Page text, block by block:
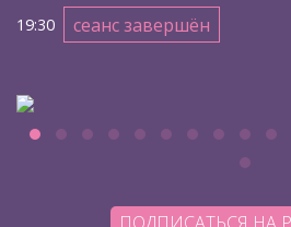
19:30 сеанс завершён